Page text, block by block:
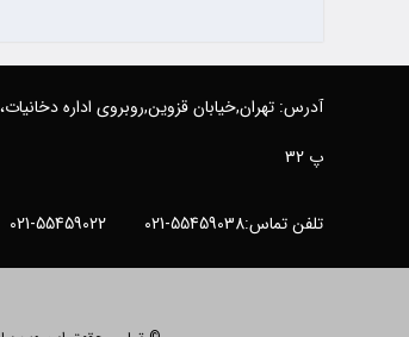
آدرس: تهران,خیابان قزوین,روبروی اداره
پ 32
تلفن تماس:55459038-021 55459022-021 09126883974